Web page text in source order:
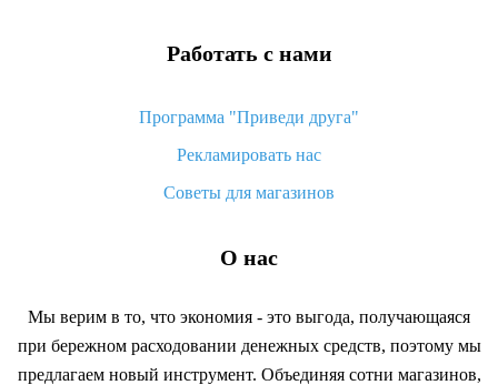
Работать с нами
Программа "Приведи друга"
Рекламировать нас
Советы для магазинов
О нас
Мы верим в то, что экономия - это выгода, получающаяся
при бережном расходовании денежных средств, поэтому мы
предлагаем новый инструмент. Объединяя сотни магазинов,